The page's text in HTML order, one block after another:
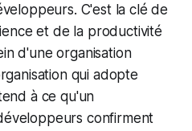
C'est la clé de
et de la productivité
d'une organisation
qui adopte
à ce qu'un
confirment